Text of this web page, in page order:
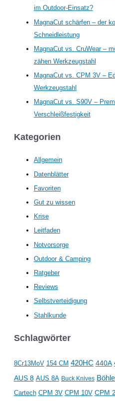
im Outdoor-Einsatz?
MagnaCut schärfen – der
Schneidleistung
MagnaCut vs. CruWear –
zähen Werkzeugstahl
MagnaCut vs. CPM 3V –
Werkzeugstahl
MagnaCut vs. S90V –
Verschleißfestigkeit
Kategorien
Allgemein
Datenblätter
Favoriten
Gut zu wissen
Krise
Leitfaden
Notvorsorge
Outdoor & Camping
Ratgeber
Reviews
Selbstverteidigung
Stahlkunde
Schlagwörter
8Cr13MoV 154 CM 420HC 440A
AUS 8 AUS 8A Buck Knives
Cartech CPM 3V CPM 10V CPM